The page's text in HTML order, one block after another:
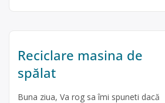
Reciclare masina de
spălat
Buna ziua, Va rog sa îmi spuneti dacă